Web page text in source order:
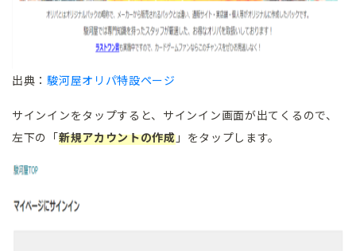
出典：駿河屋オリパ特設ページ
サインインをタップすると、サインイン画面が出てくるので、
左下の「新規アカウントの作成」をタップします。